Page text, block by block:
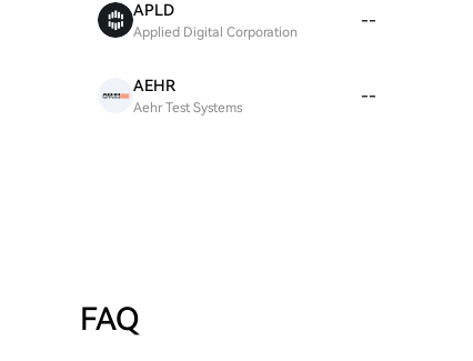
APLD
Applied Digital Corporation
--
AEHR
Aehr Test Systems
--
FAQ